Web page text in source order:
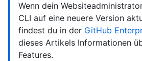
Wenn dein
CLI auf eine neuere Version
findest du in der GitHub
dieses Artikels Informationen
Features.